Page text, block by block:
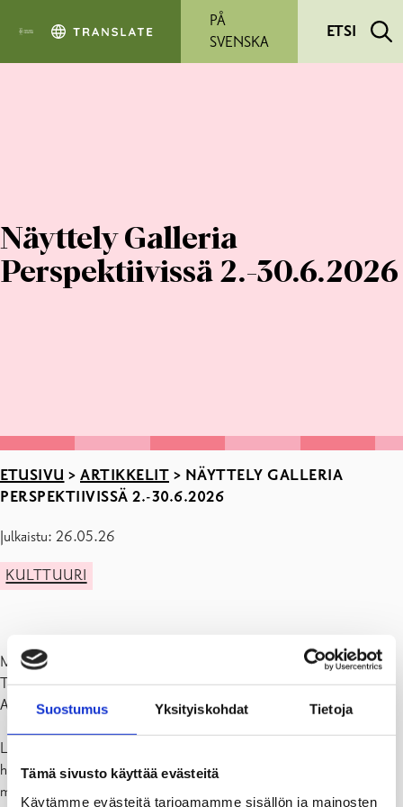
Suostumus Yksityiskohdat Tietoja
Tämä sivusto käyttää evästeitä
Käytämme evästeitä tarjoamamme sisällön ja mainosten
PÅ
SVENSKA
ETSI
Näyttely Galleria
Perspektiivissä 2.-30.6.2026
ETUSIVU > ARTIKKELIT > NÄYTTELY GALLERIA
PERSPEKTIIVISSÄ 2.-30.6.2026
Julkaistu: 26.05.26
KULTTUURI
MUNDUS ANIMI – Mielen maailma
Tarja Kankkunen
Avajaiset 2.6. klo 17-19
Lapsena piirsin ja maalasin kuvitteellisia aiheita, vähän vanhempana
halusin kirjoittaa ja kuvittaa satuja. Työuran ohella piirtäminen ja
maalaaminen jäivät ajan puutteessa vähiin, kunnes ymmärsin selättää